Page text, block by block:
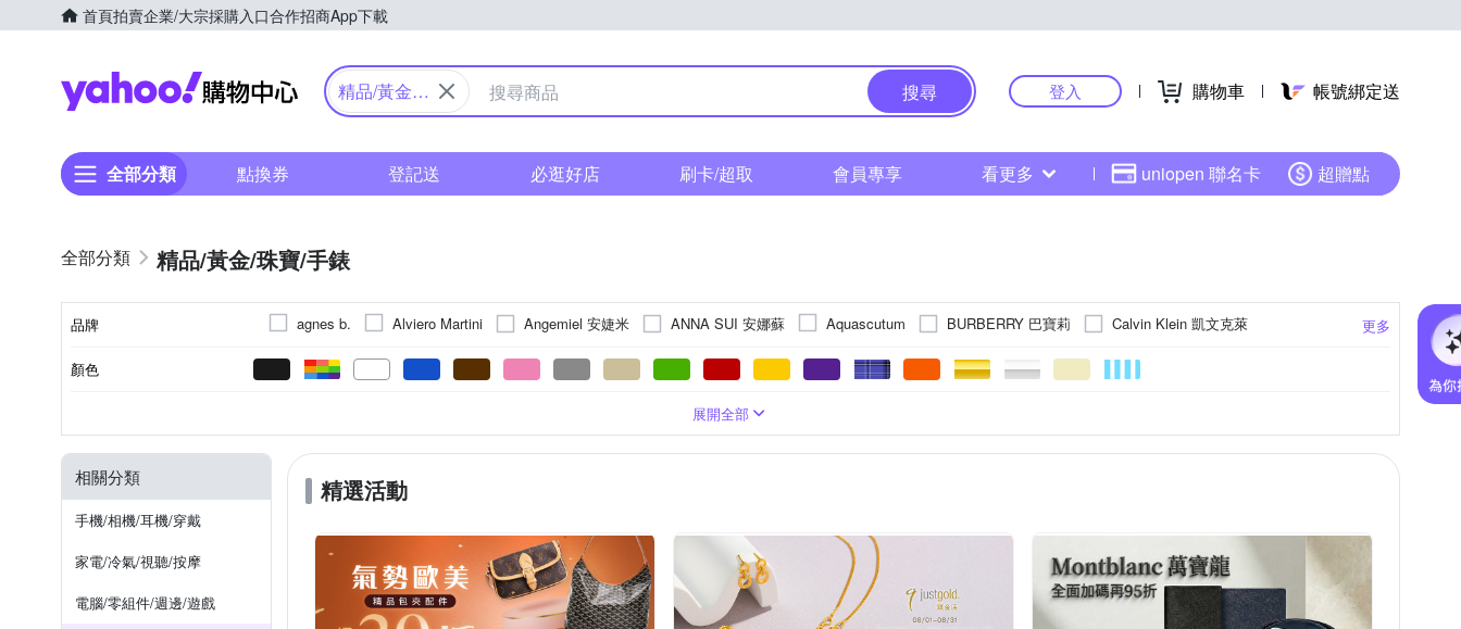
首頁拍賣企業/大宗採購入口合作招商App下載
Yahoo購物中心
精品/黃金/
搜尋 登入 購物車 帳號綁定送
全部分類 點換券 登記送 必逛好店 刷卡/超取 會員專享 看更多 uniopen 聯名卡 超贈點
精品/黃金/珠寶/手錶
品牌 更多
agnes b. Alviero Martini Angemiel 安婕米 ANNA SUI 安娜蘇 Aquascutum BURBERRY 巴寶莉
Calvin Klein 凱文克萊
CASIO 卡西歐
CROSS CAMPO MARZIO Caramelo 彩糖 CELINE CF Diamond CITIZEN 星辰
Georg Jensen 喬治傑生
Golicc 古里雅 Hush Puppies IS DIAMOND J’code 真愛密碼 Just Diamond
KATE SPADE
OAKLEY 歐克利
Saint Laurent Paris
SOPHIE DESCHAMPS TiMISA TORY BURCH Valentino Coupeau
W.J Luxora
ZOOM ZENDAR 其他品牌 璞心堂 維克維娜
顏色
肩背包
化妝包
戒指
銀色系咖啡色系
水晶
串珠/吊飾藍寶石水晶鏡面
展開全部
相關分類
手機/相機/耳機/穿戴
家電/冷氣/視聽/按摩
電腦/零組件/週邊/遊戲
精選活動